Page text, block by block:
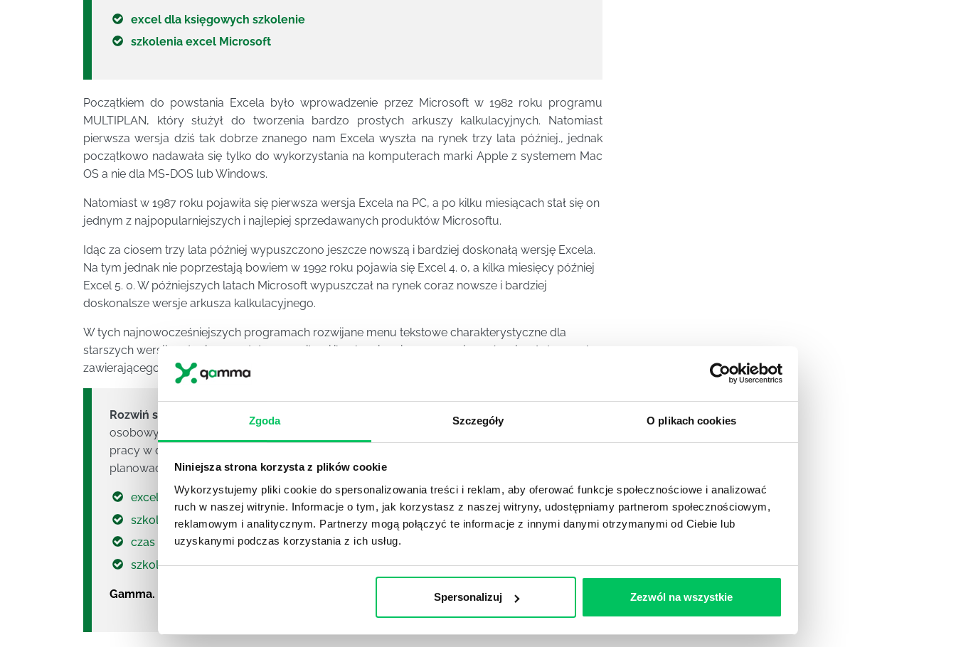
Zgoda Szczegóły O plikach cookies
Niniejsza strona korzysta z plików cookie
Wykorzystujemy pliki cookie do spersonalizowania treści i reklam, aby oferować funkcje społecznościowe i analizować
ruch w naszej witrynie. Informacje o tym, jak korzystasz z naszej witryny, udostępniamy partnerom społecznościowym,
reklamowym i analitycznym. Partnerzy mogą połączyć te informacje z innymi danymi otrzymanymi od Ciebie lub
uzyskanymi podczas korzystania z ich usług.
Spersonalizuj Zezwól na wszystkie
excel dla księgowych szkolenie
szkolenia excel Microsoft
Początkiem do powstania Excela było wprowadzenie przez Microsoft w 1982 roku programu
MULTIPLAN, który służył do tworzenia bardzo prostych arkuszy kalkulacyjnych. Natomiast
pierwsza wersja dziś tak dobrze znanego nam Excela wyszła na rynek trzy lata później., jednak
początkowo nadawała się tylko do wykorzystania na komputerach marki Apple z systemem Mac
OS a nie dla MS-DOS lub Windows.
Natomiast w 1987 roku pojawiła się pierwsza wersja Excela na PC, a po kilku miesiącach stał się on
jednym z najpopularniejszych i najlepiej sprzedawanych produktów Microsoftu.
Idąc za ciosem trzy lata później wypuszczono jeszcze nowszą i bardziej doskonałą wersję Excela.
Na tym jednak nie poprzestają bowiem w 1992 roku pojawia się Excel 4. 0, a kilka miesięcy później
Excel 5. 0. W późniejszych latach Microsoft wypuszczał na rynek coraz nowsze i bardziej
doskonalsze wersje arkusza kalkulacyjnego.
W tych najnowocześniejszych programach rozwijane menu tekstowe charakterystyczne dla
starszych wersji zastąpione zostało rozmaitymi ikonkami umieszczonymi na górnej wstążce paska
zawierającego menu.
Rozwiń swoją wiedzę ekspercką
. Rozwikłaj zagadnienia związane z ochrona danych
osobowych w dziale kadr i HR. Dowiedz się jak planować, rozliczać i zarządzać czasem
pracy w działach zmianowych. Efektywnie zarządzaj zasobami ludzkimi. Dowiedz się jak
planować i rozliczać czas pracy w obecnym roku. Zobacz też:
excel w HR
szkolenie prawo pracy
czas pracy szkolenie
szkolenie Excel
Gamma. Firma szkoleniowa roku.